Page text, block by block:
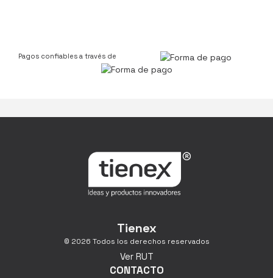
Pagos confiables a través de
Tienex
© 2026 Todos los derechos reservados
Ver RUT
CONTACTO